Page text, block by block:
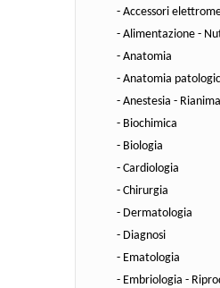
- Accessori
- Alimentazione -
- Anatomia
- Anatomia
- Anestesia -
- Biochimica
- Biologia
- Cardiologia
- Chirurgia
- Dermatologia
- Diagnosi
- Ematologia
- Embriologia -